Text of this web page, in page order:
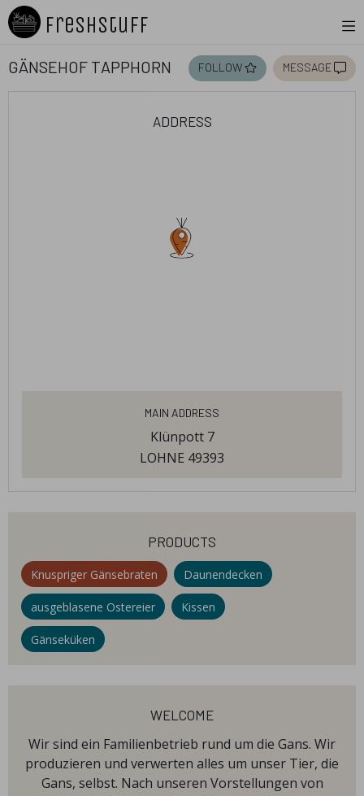
Freshstuff
Gänsehof Tapphorn follow message
address
Main Address
Klünpott 7
LOHNE 49393
products
Knuspriger Gänsebraten Daunendecken
ausgeblasene Ostereier Kissen
Gänseküken
welcome
Wir sind ein Familienbetrieb rund um die Gans. Wir
produzieren und verwerten alles um unser Tier, die
Gans, selbst. Nach unseren Vorstellungen von